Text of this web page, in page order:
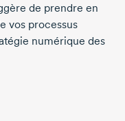
de prendre en
vos processus
numérique des